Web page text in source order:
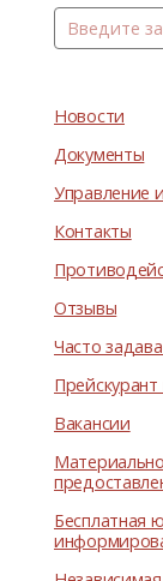
Новости
Документы
Управление
Контакты
Отзывы
Часто
Вакансии
Бесплатная